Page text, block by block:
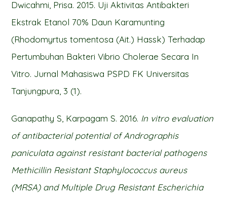
Dwicahmi, Prisa. 2015. Uji Aktivitas Antibakteri
Ekstrak Etanol 70% Daun Karamunting
(Rhodomyrtus tomentosa (Ait.) Hassk) Terhadap
Pertumbuhan Bakteri Vibrio Cholerae Secara In
Vitro. Jurnal Mahasiswa PSPD FK Universitas
Tanjungpura, 3 (1).
Ganapathy S, Karpagam S. 2016. In vitro evaluation
of antibacterial potential of Andrographis
paniculata against resistant bacterial pathogens
Methicillin Resistant Staphylococcus aureus
(MRSA) and Multiple Drug Resistant Escherichia